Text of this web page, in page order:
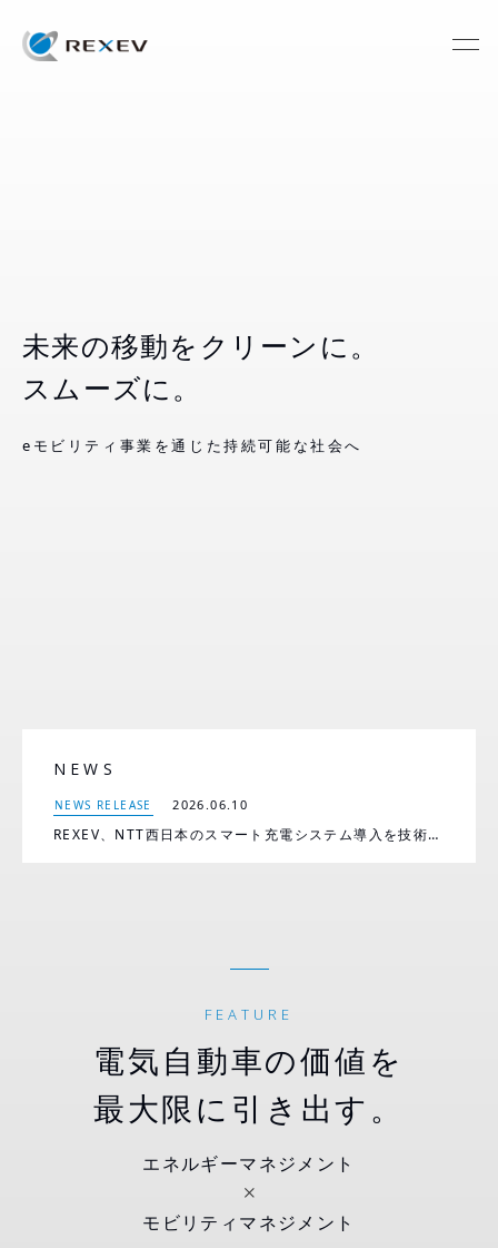
未来の移動をクリーンに。
スムーズに。
eモビリティ事業を通じた持続可能な社会へ
NEWS
NEWS RELEASE 2026.06.10
REXEV、NTT西日本のスマート充電システム導入を技術支援
FEATURE
電気自動車の価値を
最大限に引き出す。
エネルギーマネジメント
モビリティマネジメント